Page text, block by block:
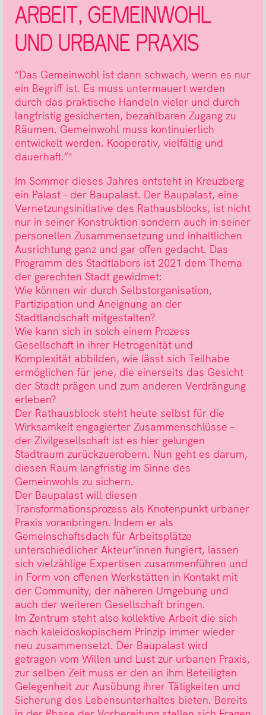
ARBEIT, GEMEINWOHL
UND URBANE PRAXIS
“Das Gemeinwohl ist dann schwach, wenn es nur
ein Begriff ist. Es muss untermauert werden
durch das praktische Handeln vieler und durch
langfristig gesicherten, bezahlbaren Zugang zu
Räumen. Gemeinwohl muss kontinuierlich
entwickelt werden. Kooperativ, vielfältig und
dauerhaft.”*
Im Sommer dieses Jahres entsteht in Kreuzberg
ein Palast – der Baupalast. Der Baupalast, eine
Vernetzungsinitiative des Rathausblocks, ist nicht
nur in seiner Konstruktion sondern auch in seiner
personellen Zusammensetzung und inhaltlichen
Ausrichtung ganz und gar offen gedacht. Das
Programm des Stadtlabors ist 2021 dem Thema
der gerechten Stadt gewidmet:
Wie können wir durch Selbstorganisation,
Partizipation und Aneignung an der
Stadtlandschaft mitgestalten?
Wie kann sich in solch einem Prozess
Gesellschaft in ihrer Hetrogenität und
Komplexität abbilden, wie lässt sich Teilhabe
ermöglichen für jene, die einerseits das Gesicht
der Stadt prägen und zum anderen Verdrängung
erleben?
Der Rathausblock steht heute selbst für die
Wirksamkeit engagierter Zusammenschlüsse –
der Zivilgesellschaft ist es hier gelungen
Stadtraum zurückzuerobern. Nun geht es darum,
diesen Raum langfristig im Sinne des
Gemeinwohls zu sichern.
Der Baupalast will diesen
Transformationsprozess als Knotenpunkt urbaner
Praxis voranbringen. Indem er als
Gemeinschaftsdach für Arbeitsplätze
unterschiedlicher Akteur*innen fungiert, lassen
sich vielzählige Expertisen zusammenführen und
in Form von offenen Werkstätten in Kontakt mit
der Community, der näheren Umgebung und
auch der weiteren Gesellschaft bringen.
Im Zentrum steht also kollektive Arbeit die sich
nach kaleidoskopischem Prinzip immer wieder
neu zusammensetzt. Der Baupalast wird
getragen vom Willen und Lust zur urbanen Praxis,
zur selben Zeit muss er den an ihm Beteiligten
Gelegenheit zur Ausübung ihrer Tätigkeiten und
Sicherung des Lebensunterhaltes bieten. Bereits